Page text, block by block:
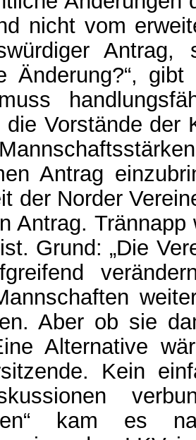
nicht vom
Änderung?“,
die Vorstände der
Antrag
der Norder
Antrag.
Grund: „Die
Aber ob sie
Alternative
Kein
kam es